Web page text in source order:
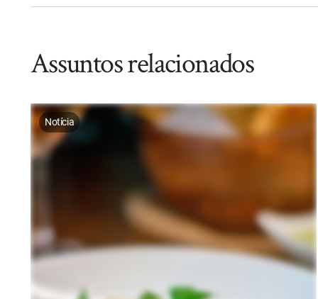
Assuntos relacionados
Notícia